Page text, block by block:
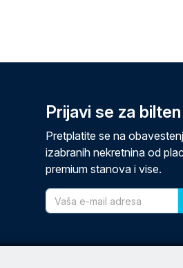
Prijavi se za bilten
Pretplatite se na
izabranih nekretnina od
premium stanova i vise.
Email